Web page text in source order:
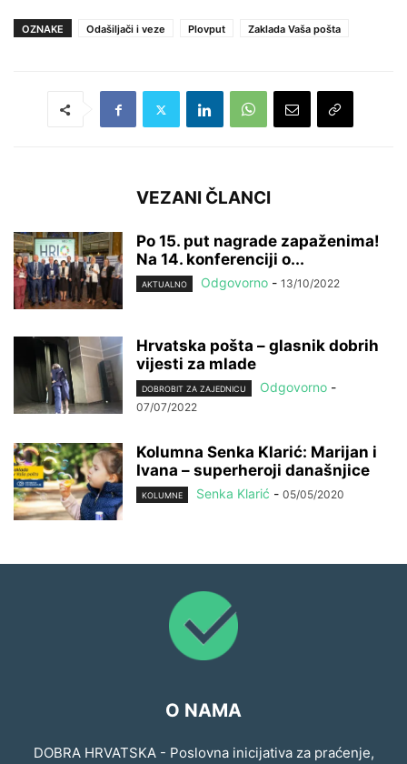
OZNAKE Odašiljači i veze Plovput Zaklada Vaša pošta
VEZANI ČLANCI
Po 15. put nagrade zapaženima!
Na 14. konferenciji o...
AKTUALNO Odgovorno - 13/10/2022
Hrvatska pošta – glasnik dobrih
vijesti za mlade
DOBROBIT ZA ZAJEDNICU Odgovorno -
07/07/2022
Kolumna Senka Klarić: Marijan i
Ivana – superheroji današnjice
KOLUMNE Senka Klarić - 05/05/2020
O NAMA
DOBRA HRVATSKA - Poslovna inicijativa za praćenje,